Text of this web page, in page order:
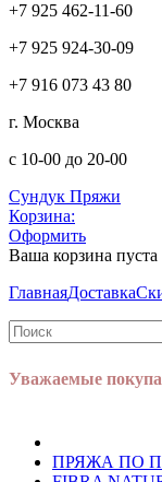
+7 925 462-11-60
+7 925 924-30-09
+7 916 073 43 80
г. Москва
с 10-00 до
Сундук Пряжи
Корзина:
Оформить
Ваша корзина пуста
ГлавнаяДоставка
Уважаемые
ПРЯЖА ПО